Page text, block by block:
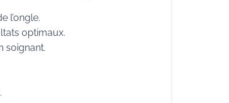
l’ongle.
optimaux.
soignant.